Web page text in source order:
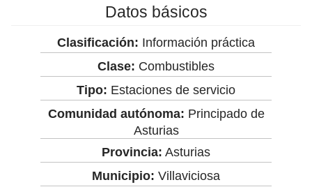
Datos básicos
Clasificación: Información práctica
Clase: Combustibles
Tipo: Estaciones de servicio
Comunidad autónoma: Principado de
Asturias
Provincia: Asturias
Municipio: Villaviciosa